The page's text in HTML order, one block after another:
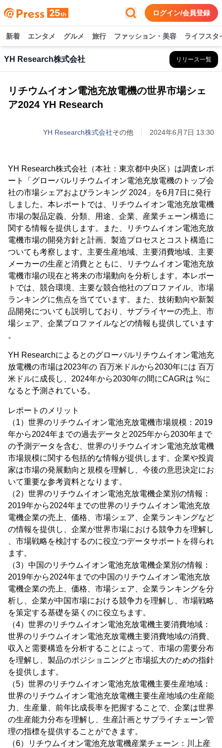
ログイン/会員登録
新着 エンタメ グルメ 旅行 ファッション・美容 ライフスタ
YH Research株式会社 リリース一覧
リチウムイオン電池充放電機の世界市場シェ
ア2024 YH Research
YH Research株式会社その他 2024年6月7日 13:30
YH Research株式会社（本社：東京都中央区）は調査レポ
ート「グローバルリチウムイオン電池充放電機のトップ会
社の市場シェアおよびランキング 2024」を6月7日に発行
しました。本レポートでは、リチウムイオン電池充放電機
市場の製品定義、分類、用途、企業、産業チェーン構造に
関する情報を提供します。また、リチウムイオン電池充放
電機市場の開発方針と計画、製造プロセスとコスト構造に
ついても考察します。主要生産地域、主要消費地域、主要
メーカーの生産と消費とともに、リチウムイオン電池充放
電機市場の現在と将来の市場動向を分析します。本レポー
トでは、競合環境、主要な競合他社のプロファイル、市場
ランキングに焦点を当てています。また、技術動向や新製
品開発についても説明しており、サプライヤーの売上、市
場シェア、企業プロファイルなどの情報も提供しています
。
YH Researchによるとのグローバルリチウムイオン電池充
放電機の市場は2023年の 百万米ドルから2030年には 百万
米ドルに成長し、2024年から2030年の間にCAGRは %に
なると予測されている。
レポートのメリット
（1）世界のリチウムイオン電池充放電機市場規模：2019
年から2024年までの過去データと2025年から2030年まで
の予測データを含む、世界のリチウムイオン電池充放電機
市場規模に関する包括的な情報が提供します。企業や投資
家は市場の発展動向と規模を理解し、今後の意思決定にお
いて重要な参考資料となります。
（2）世界のリチウムイオン電池充放電機企業別の情報：
2019年から2024年までの世界のリチウムイオン電池充放
電機企業の売上、価格、市場シェア、企業ランキングなど
の情報を提供し、企業が世界市場における競争力を理解し
、市場戦略を検討するのに役立つデータサポートを得られ
ます。
（3）中国のリチウムイオン電池充放電機企業別の情報：
2019年から2024年までの中国のリチウムイオン電池充放
電機企業の売上、価格、市場シェア、企業ランキングを分
析し、企業が中国市場における競争力を理解し、市場戦略
を策定する基礎を築くのに役立ちます。
（4）世界のリチウムイオン電池充放電機主要消費地域：
世界のリチウムイオン電池充放電機主要消費地域の消費、
収入と需要構造を分析することによって、市場の需要分布
を理解し、製品のポジショニングと市場拡大のための指針
を提供します。
（5）世界のリチウムイオン電池充放電機主要生産地域：
世界のリチウムイオン電池充放電機主要生産地域の生産能
力、生産量、前年比成長率を把握することで、企業は世界
の生産能力分布を理解し、生産計画とサプライチェーン管
理の指標を提供することができます。
（6）リチウムイオン電池充放電機産業チェーン：川上産